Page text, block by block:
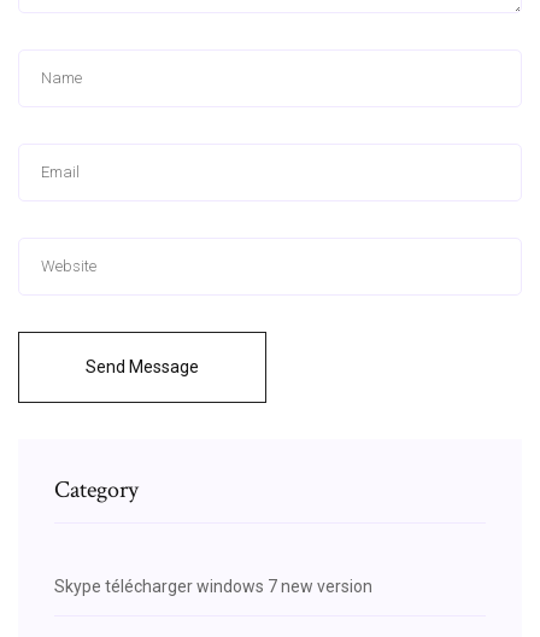
Send Message
Category
Skype télécharger windows 7 new version